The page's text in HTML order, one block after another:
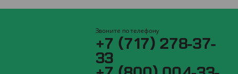
Звоните по телефону
+7 (717) 278-37-
33
+7 (800) 004-33-